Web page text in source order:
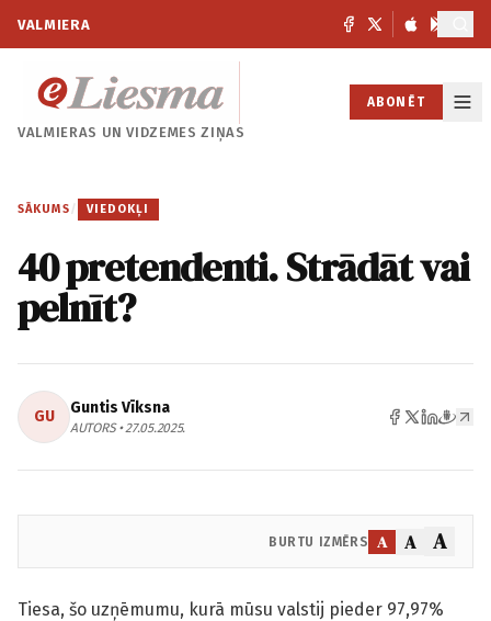
VALMIERA
VALMIERAS UNVIDZEMES ZIŅAS
ABONĒT
SĀKUMS / VIEDOKĻI
40 pretendenti. Strādāt vai
pelnīt?
GU Guntis Vīksna
AUTORS • 27.05.2025.
BURTU IZMĒRS A A A
Tiesa, šo uzņēmumu, kurā mūsu valstij pieder 97,97%